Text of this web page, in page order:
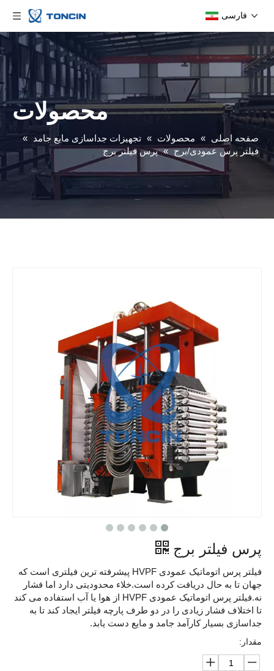
فارسی
محصولات
صفحه اصلی » محصولات » تجهیزات جداسازی مایع جامد »
فیلتر پرس عمودی/برج » پرس فیلتر برج
پرس فیلتر برج
فیلتر پرس اتوماتیک عمودی HVPF پیشرفته ترین فیلتری است که
جهان تا به حال دریافت کرده است.خلاء محدودیتی دارد اما فشار
نه.فیلتر پرس اتوماتیک عمودی HVPF از هوا یا آب استفاده می کند
تا اختلاف فشار زیادی را در دو طرف پارچه فیلتر ایجاد کند تا به
جداسازی بسیار کارآمد جامد و مایع دست یابد.
مقدار: